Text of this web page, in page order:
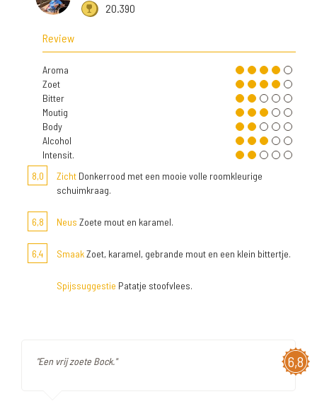
20.390
Review
Aroma
Zoet
Bitter
Moutig
Body
Alcohol
Intensit.
8,0
Zicht Donkerrood met een mooie volle roomkleurige
schuimkraag.
6,8 Neus Zoete mout en karamel.
6,4 SmaakZoet, karamel, gebrande mout en een klein bittertje.
Spijssuggestie Patatje stoofvlees.
6,8
"Een vrij zoete Bock."